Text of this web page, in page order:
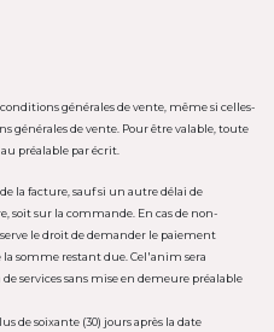
générales de vente, même si celles-
générales de vente. Pour être valable, toute
préalable par écrit.
la facture, sauf si un autre délai de
soit sur la commande. En cas de non-
le droit de demander le paiement
la somme restant due. Cel'anim sera
services sans mise en demeure préalable
de soixante (30) jours après la date